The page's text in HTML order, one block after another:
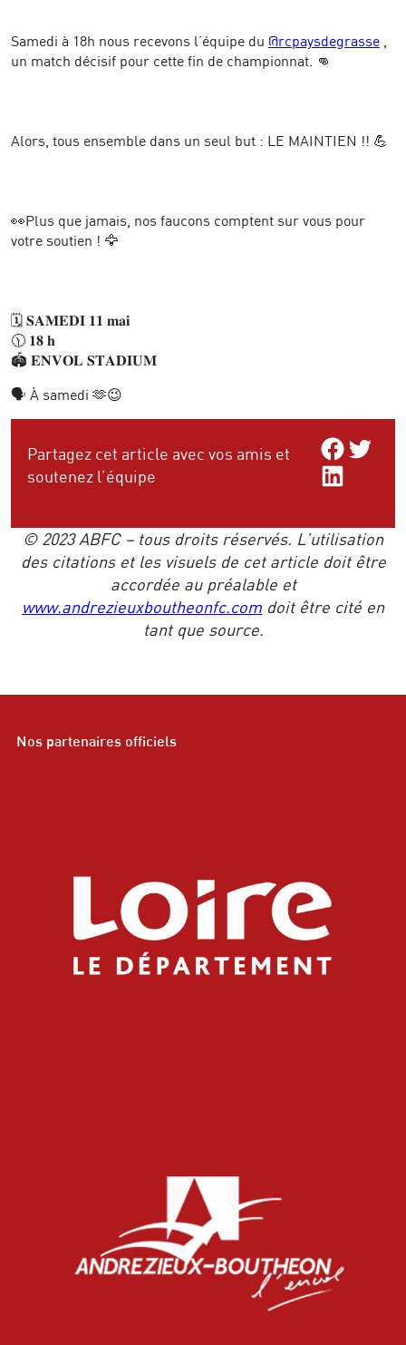
Samedi à 18h nous recevons l’équipe du @rcpaysdegrasse
un match décisif pour cette fin de championnat. 👊
Alors, tous ensemble dans un seul but : LE MAINTIEN !! 💪
👀Plus que jamais, nos faucons comptent sur vous pour
votre soutien ! 🦅
🗓️ 𝐒𝐀𝐌𝐄𝐃𝐈 𝟏𝟏 𝐦𝐚𝐢
🕦 𝟏𝟖 𝐡
🏟️ 𝐄𝐍𝐕𝐎𝐋 𝐒𝐓𝐀𝐃𝐈𝐔𝐌
🗣️ À samedi 🫶😉
Partagez cet article avec vos amis et
soutenez l’équipe
Share onShare on
Share on LinkedIn
© 2023 ABFC – tous droits réservés. L’utilisation
des citations et les visuels de cet article doit être
accordée au préalable et
www.andrezieuxboutheonfc.com doit être cité en
tant que source.
Nos partenaires officiels